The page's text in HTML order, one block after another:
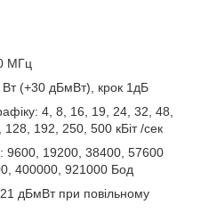
МГц
Вт (+30 дБмВт), крок 1дБ
4, 8, 16, 19, 24, 32, 48,
192, 250, 500 кБіт /сек
9600, 19200, 38400, 57600
400000, 921000 Бод
дБмВт при повільному